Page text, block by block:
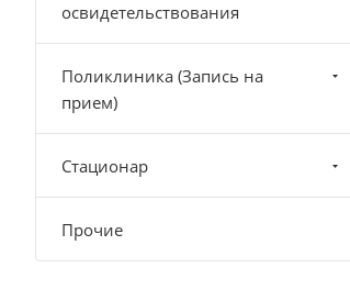
освидетельствования
Поликлиника (Запись на
прием)
Стационар
Прочие